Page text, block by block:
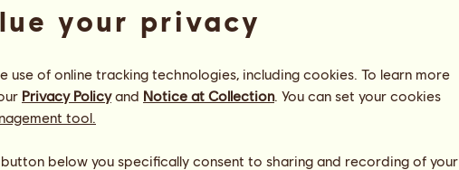
rendelkező
Ügető futam győzelmek
your privacy
of online tracking technologies, including cookies. To learn more
Privacy Policyand Notice at Collection. You can set your cookies
tool.
below you specifically consent to sharing and recording of your